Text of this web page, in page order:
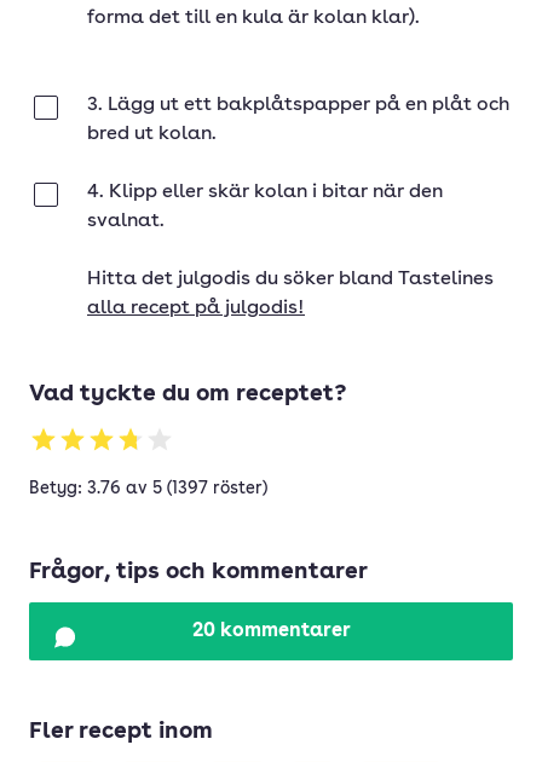
forma det till en kula är kolan klar).
3. Lägg ut ett bakplåtspapper på en plåt och
bred ut kolan.
4. Klipp eller skär kolan i bitar när den
svalnat.
Hitta det julgodis du söker bland Tastelines
alla recept på julgodis!
Vad tyckte du om receptet?
Betyg: 3.76 av 5 (1397 röster)
Frågor, tips och kommentarer
20 kommentarer
Fler recept inom